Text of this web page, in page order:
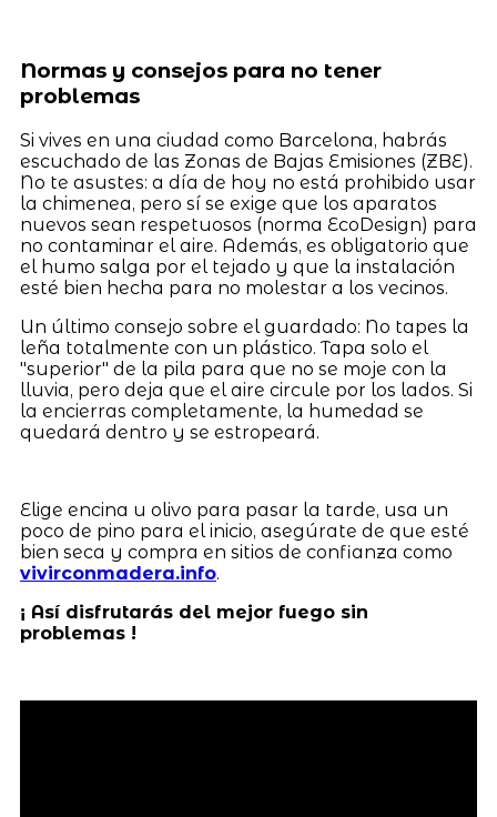
Normas y consejos para no tener
problemas
Si vives en una ciudad como Barcelona, habrás
escuchado de las Zonas de Bajas Emisiones (ZBE).
No te asustes: a día de hoy no está prohibido usar
la chimenea, pero sí se exige que los aparatos
nuevos sean respetuosos (norma EcoDesign) para
no contaminar el aire. Además, es obligatorio que
el humo salga por el tejado y que la instalación
esté bien hecha para no molestar a los vecinos.
Un último consejo sobre el guardado: No tapes la
leña totalmente con un plástico. Tapa solo el
"superior" de la pila para que no se moje con la
lluvia, pero deja que el aire circule por los lados. Si
la encierras completamente, la humedad se
quedará dentro y se estropeará.
Elige encina u olivo para pasar la tarde, usa un
poco de pino para el inicio, asegúrate de que esté
bien seca y compra en sitios de confianza como
vivirconmadera.info.
¡ Así disfrutarás del mejor fuego sin
problemas !